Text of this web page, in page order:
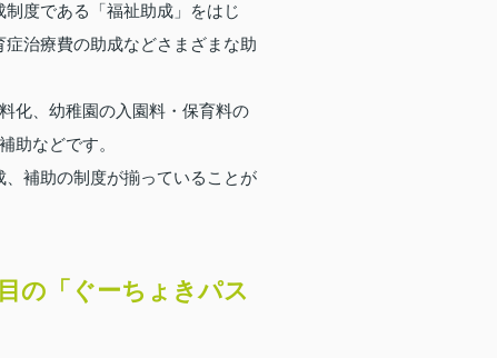
度である「福祉助成」をはじ
治療費の助成などさまざまな助
化、幼稚園の入園料・保育料の
助などです。
補助の制度が揃っていることが
の「ぐーちょきパス